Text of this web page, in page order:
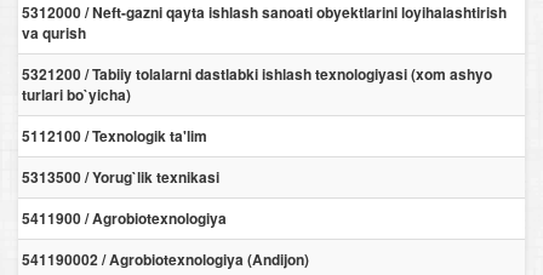
5312000 / Neft-gazni qayta ishlash sanoati obyektlarini loyihalashtirish
va qurish
5321200 / Tabiiy tolalarni dastlabki ishlash texnologiyasi (xom ashyo
turlari bo`yicha)
5112100 / Texnologik ta'lim
5313500 / Yorug`lik texnikasi
5411900 / Agrobiotexnologiya
541190002 / Agrobiotexnologiya (Andijon)